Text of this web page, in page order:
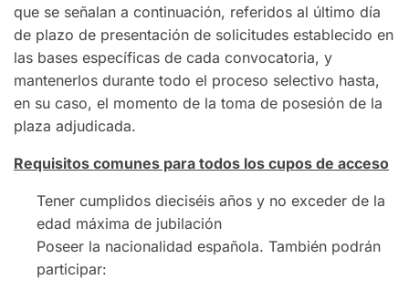
que se señalan a continuación, referidos al último día
de plazo de presentación de solicitudes establecido en
las bases específicas de cada convocatoria, y
mantenerlos durante todo el proceso selectivo hasta,
en su caso, el momento de la toma de posesión de la
plaza adjudicada.
Requisitos comunes para todos los cupos de acceso
Tener cumplidos dieciséis años y no exceder de la
edad máxima de jubilación
Poseer la nacionalidad española. También podrán
participar: